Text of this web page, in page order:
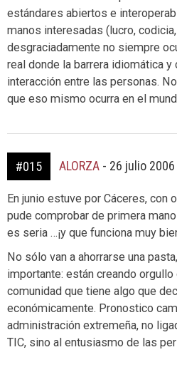
estándares abiertos e
manos interesadas (lucro,
desgraciadamente no siempre
real donde la barrera idiomática
interacción entre las personas.
que eso mismo ocurra en el
#015 ALORZA - 26 julio
En junio estuve por Cáceres, con
pude comprobar de primera
es seria …¡y que funciona muy
No sólo van a ahorrarse una
importante: están creando
comunidad que tiene algo que
económicamente. Pronostico
administración extremeña, no
TIC, sino al entusiasmo de las